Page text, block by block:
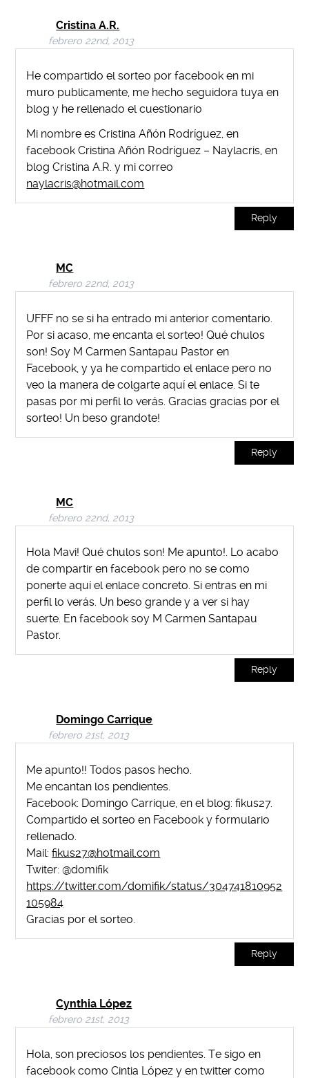
Cristina A.R.
febrero 22nd, 2013
He compartido el sorteo por facebook en mi
muro publicamente, me hecho seguidora tuya en
blog y he rellenado el cuestionario
Mi nombre es Cristina Añón Rodríguez, en
facebook Cristina Añón Rodríguez – Naylacris, en
blog Cristina A.R. y mi correo
naylacris@hotmail.com
Reply
MC
febrero 22nd, 2013
UFFF no se si ha entrado mi anterior comentario.
Por si acaso, me encanta el sorteo! Qué chulos
son! Soy M Carmen Santapau Pastor en
Facebook, y ya he compartido el enlace pero no
veo la manera de colgarte aquí el enlace. Si te
pasas por mi perfil lo verás. Gracias gracias por el
sorteo! Un beso grandote!
Reply
MC
febrero 22nd, 2013
Hola Mavi! Qué chulos son! Me apunto!. Lo acabo
de compartir en facebook pero no se como
ponerte aquí el enlace concreto. Si entras en mi
perfil lo verás. Un beso grande y a ver si hay
suerte. En facebook soy M Carmen Santapau
Pastor.
Reply
Domingo Carrique
febrero 21st, 2013
Me apunto!! Todos pasos hecho.
Me encantan los pendientes.
Facebook: Domingo Carrique, en el blog: fikus27.
Compartido el sorteo en Facebook y formulario
rellenado.
Mail:fikus27@hotmail.com
Twiter: @domifik
https://twitter.com/domifik/status/304741810952
105984
Gracias por el sorteo.
Reply
Cynthia López
febrero 21st, 2013
Hola, son preciosos los pendientes. Te sigo en
facebook como Cintia López y en twitter como